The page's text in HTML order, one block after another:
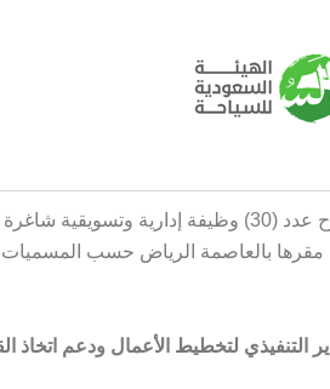
تعلن الهيئة السعودية للسياحة عن طرح عدد (30) وظيفة إدارية
مقرها بالعاصمة الرياض حسب المسميات
التنفيذي لتخطيط الأعمال ودعم اتخاذ